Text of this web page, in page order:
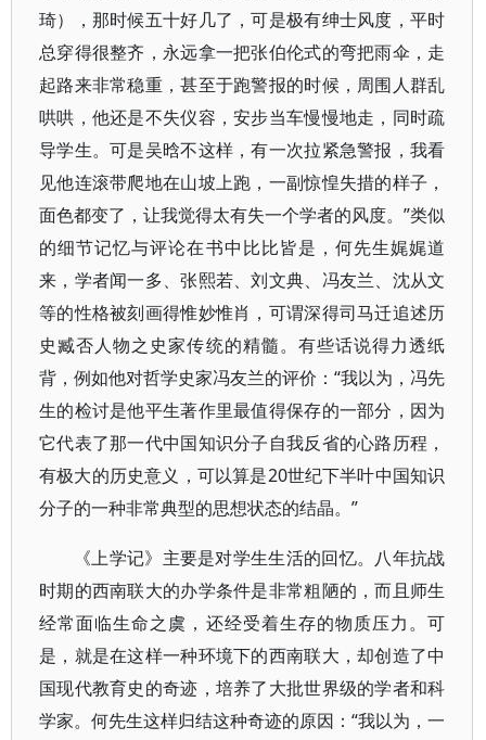
琦），那时候五十好几了，可是极有绅士风度，平时
总穿得很整齐，永远拿一把张伯伦式的弯把雨伞，走
起路来非常稳重，甚至于跑警报的时候，周围人群乱
哄哄，他还是不失仪容，安步当车慢慢地走，同时疏
导学生。可是吴晗不这样，有一次拉紧急警报，我看
见他连滚带爬地在山坡上跑，一副惊惶失措的样子，
面色都变了，让我觉得太有失一个学者的风度。”类似
的细节记忆与评论在书中比比皆是，何先生娓娓道
来，学者闻一多、张熙若、刘文典、冯友兰、沈从文
等的性格被刻画得惟妙惟肖，可谓深得司马迁追述历
史臧否人物之史家传统的精髓。有些话说得力透纸
背，例如他对哲学史家冯友兰的评价：“我以为，冯先
生的检讨是他平生著作里最值得保存的一部分，因为
它代表了那一代中国知识分子自我反省的心路历程，
有极大的历史意义，可以算是20世纪下半叶中国知识
分子的一种非常典型的思想状态的结晶。”
《上学记》主要是对学生生活的回忆。八年抗战
时期的西南联大的办学条件是非常粗陋的，而且师生
经常面临生命之虞，还经受着生存的物质压力。可
是，就是在这样一种环境下的西南联大，却创造了中
国现代教育史的奇迹，培养了大批世界级的学者和科
学家。何先生这样归结这种奇迹的原因：“我以为，一